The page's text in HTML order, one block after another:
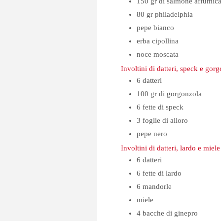
80 gr philadelphia
pepe bianco
erba cipollina
noce moscata
Involtini di datteri, speck e
6 datteri
100 gr di gorgonzola
6 fette di speck
3 foglie di alloro
pepe nero
Involtini di datteri, lardo e miele
6 datteri
6 fette di lardo
6 mandorle
miele
4 bacche di ginepro